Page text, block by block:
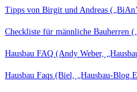
Tipps von Birgit und Andreas
Checkliste für männliche Bauherren
Hausbau FAQ (Andy Weber,
Hausbau Faqs (Biel, „Hausbau-